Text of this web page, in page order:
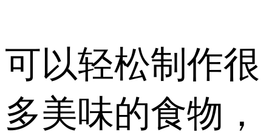
可以轻松制作很
多美味的食物，